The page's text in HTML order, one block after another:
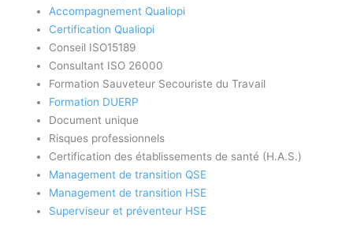
Accompagnement Qualiopi
Certification Qualiopi
Conseil ISO15189
Consultant ISO 26000
Formation Sauveteur Secouriste du Travail
Formation DUERP
Document unique
Risques professionnels
Certification des établissements de santé (H.A.S.)
Management de transition QSE
Management de transition HSE
Superviseur et préventeur HSE